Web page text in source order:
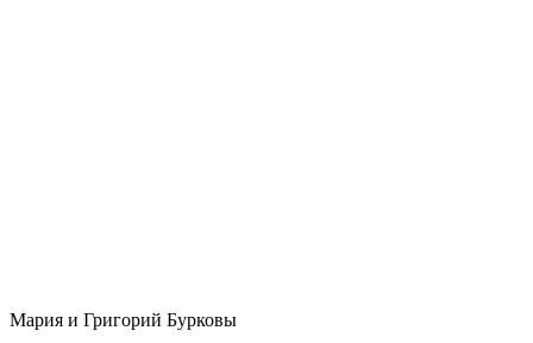
Мария и Григорий Бурковы